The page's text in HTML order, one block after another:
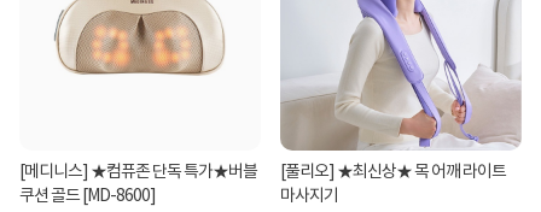
[메디니스] ★컴퓨존 단독 특가★버블
쿠션 골드 [MD-8600]
[풀리오] ★최신상★ 목 어깨 라이트
마사지기